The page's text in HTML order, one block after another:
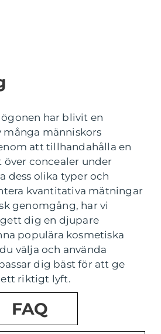
har blivit en
människors
att tillhandahålla en
concealer under
dess olika typer och
kvantitativa mätningar
genomgång, har vi
dig en djupare
populära kosmetiska
välja och använda
dig bäst för att ge
riktigt lyft.
FAQ